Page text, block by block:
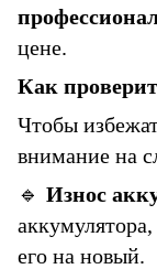
цене.
Как
Чтобы
внимание на
🔹 Износ
его на новый.